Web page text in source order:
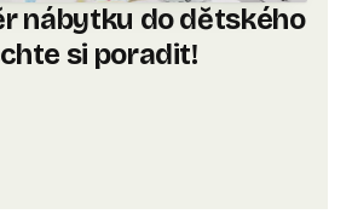
nábytku do dětského
si poradit!